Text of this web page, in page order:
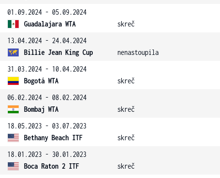
01.09.2024 - 05.09.2024
Guadalajara WTA
skreč
13.04.2024 - 24.04.2024
Billie Jean King Cup
nenastoupila
31.03.2024 - 10.04.2024
Bogotá WTA
skreč
06.02.2024 - 08.02.2024
Bombaj WTA
skreč
18.05.2023 - 03.07.2023
Bethany Beach ITF
skreč
18.01.2023 - 30.01.2023
Boca Raton 2 ITF
skreč